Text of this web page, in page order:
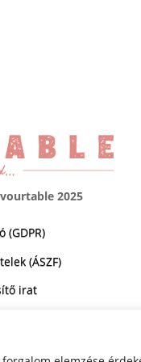
2025
(GDPR)
(ÁSZF)
irat